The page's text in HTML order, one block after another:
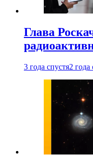
Глава
3 года спустя2 года